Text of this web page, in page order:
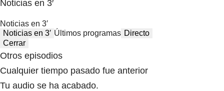
Noticias en 3′
Noticias en 3′
Noticias en 3′ Últimos programas Directo
Cerrar
Otros episodios
Cualquier tiempo pasado fue anterior
Tu audio se ha acabado.